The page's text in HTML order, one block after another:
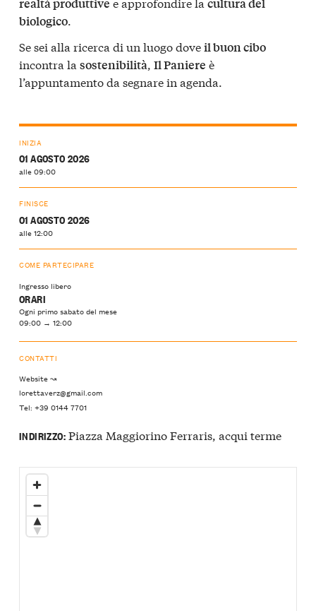
biologico.
Se sei alla ricerca di un luogo doveil buon cibo
incontra la sostenibilità, Il Paniere è
l’appuntamento da segnare in agenda.
INIZIA
01 AGOSTO 2026
alle 09:00
FINISCE
01 AGOSTO 2026
alle 12:00
COME PARTECIPARE
Ingresso libero
ORARI
Ogni primo sabato del mese
09:00 → 12:00
CONTATTI
Website ↝
lorettaverz@gmail.com
Tel: +39 0144 7701
INDIRIZZO:Piazza Maggiorino Ferraris, acqui terme